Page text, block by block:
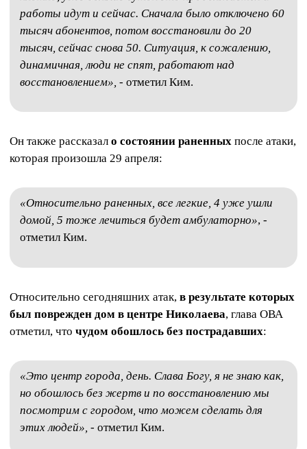
работы идут и сейчас. Сначала было отключено 60
тысяч абонентов, потом восстановили до 20
тысяч, сейчас снова 50. Ситуация, к сожалению,
динамичная, люди не спят, работают над
восстановлением», - отметил Ким.
Он также рассказал о состоянии раненных после атаки,
которая произошла 29 апреля:
«Относительно раненных, все легкие, 4 уже ушли
домой, 5 тоже лечиться будет амбулаторно», -
отметил Ким.
Относительно сегодняшних атак, в результате которых
был поврежден дом в центре Николаева, глава ОВА
отметил, что чудом обошлось без пострадавших:
«Это центр города, день. Слава Богу, я не знаю как,
но обошлось без жертв и по восстановлению мы
посмотрим с городом, что можем сделать для
этих людей», - отметил Ким.